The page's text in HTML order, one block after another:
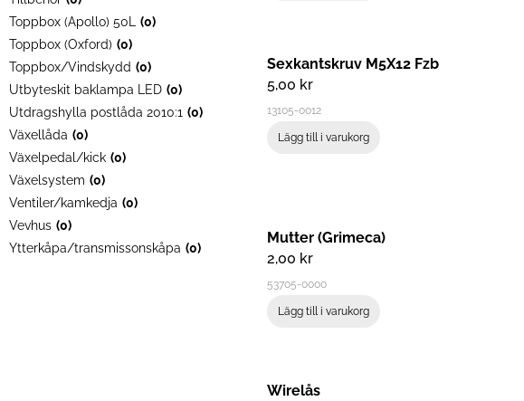
Toppbox (Apollo) 50L
(0)
Toppbox (Oxford) (0)
Toppbox/Vindskydd (0)
Utbyteskit baklampa LED (0)
Utdragshylla postlåda 2010:1 (0)
Växellåda (0)
Växelpedal/kick (0)
Växelsystem (0)
Ventiler/kamkedja (0)
Vevhus (0)
Ytterkåpa/transmissonskåpa (0)
13105-0012
Sexkantskruv M5X12 Fzb
5,00 kr
Lägg till i varukorg
53705-0000
Mutter (Grimeca)
2,00 kr
Lägg till i varukorg
Wirelås